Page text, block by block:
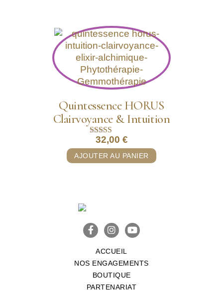
Quintessence HORUS
Clairvoyance & Intuition
Note
5.00
sur 5
32,00 €
AJOUTER AU PANIER
ACCUEIL
NOS ENGAGEMENTS
BOUTIQUE
PARTENARIAT